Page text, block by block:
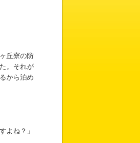
丘寮の防
。それが
から泊め
よね？」